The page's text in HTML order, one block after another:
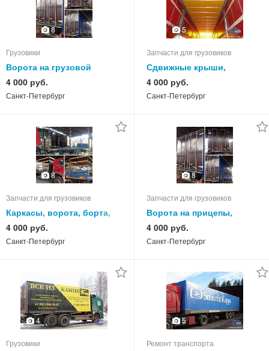
8
Грузовики
Ворота на грузовой
автотранспорт, каркасы,
тенты, борта
4 000 руб.
Санкт-Петербург
5
Запчасти для грузовиков
Сдвижные крыши,
установка, ремонт, тенты,
каркасы
4 000 руб.
Санкт-Петербург
8
Запчасти для грузовиков
Каркасы, ворота, борта,
полы тенты на грузовой
автотранспорт
4 000 руб.
Санкт-Петербург
8
Запчасти для грузовиков
Ворота на прицепы,
полуприцепы, тенты,
каркасы
4 000 руб.
Санкт-Петербург
4
Грузовики
5
Ремонт транспорта